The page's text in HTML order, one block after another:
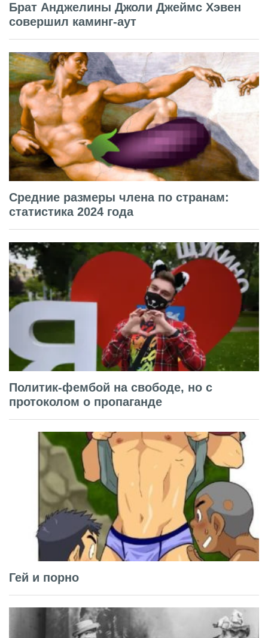
Брат Анджелины Джоли Джеймс Хэвен
совершил каминг-аут
Средние размеры члена по странам:
статистика 2024 года
Политик-фембой на свободе, но с
протоколом о пропаганде
Гей и порно